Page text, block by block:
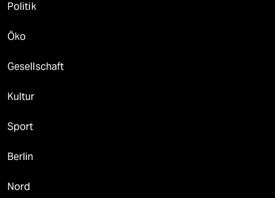
Politik
Öko
Gesellschaft
Kultur
Sport
Berlin
Nord